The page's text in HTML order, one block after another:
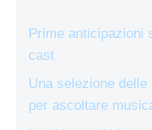
Prime anticipazioni
cast
Una selezione
per ascoltare